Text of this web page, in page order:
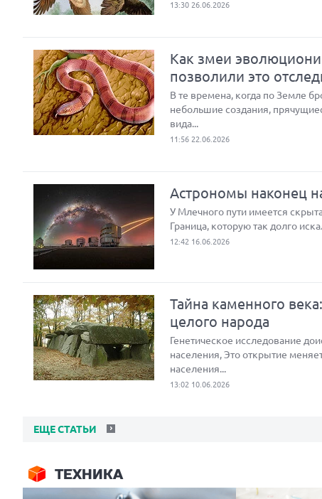
13:30 26.06.2026
Как змеи
позволили это
В те времена, когда по Земле
небольшие создания,
вида...
11:56 22.06.2026
Астрономы наконец
У Млечного пути имеется
Граница, которую так долго
12:42 16.06.2026
Тайна каменного
целого народа
Генетическое исследование
населения, Это открытие
населения...
13:02 10.06.2026
ЕЩЕ СТАТЬИ
ТЕХНИКА